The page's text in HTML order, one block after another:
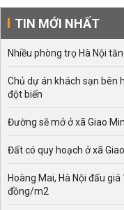
TIN MỚI NHẤT
Nhiều phòng trọ Hà Nội
Chủ dự án khách sạn bên
đột biến
Đường sẽ mở ở xã Giao
Đất có quy hoạch ở xã
Hoàng Mai, Hà Nội đấu
đồng/m2